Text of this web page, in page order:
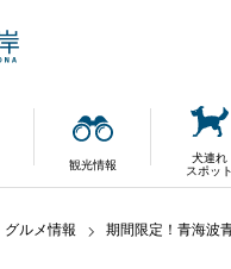
観光情報
犬連れ
スポット
グルメ情報 期間限定！青海波